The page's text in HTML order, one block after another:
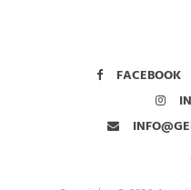
FACEBOOK